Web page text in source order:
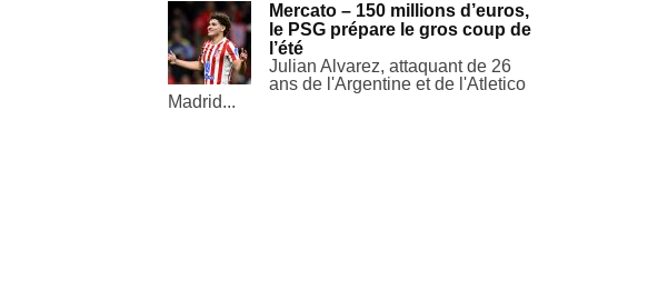
Mercato – 150 millions d’euros,
le PSG prépare le gros coup de
l’été
Julian Alvarez, attaquant de 26
ans de l'Argentine et de l'Atletico
Madrid...